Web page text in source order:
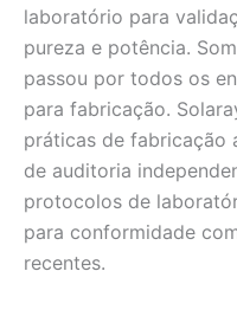
laboratório para
pureza e potência.
passou por todos os
para fabricação.
práticas de fabricação
de auditoria
protocolos de
para conformidade
recentes.